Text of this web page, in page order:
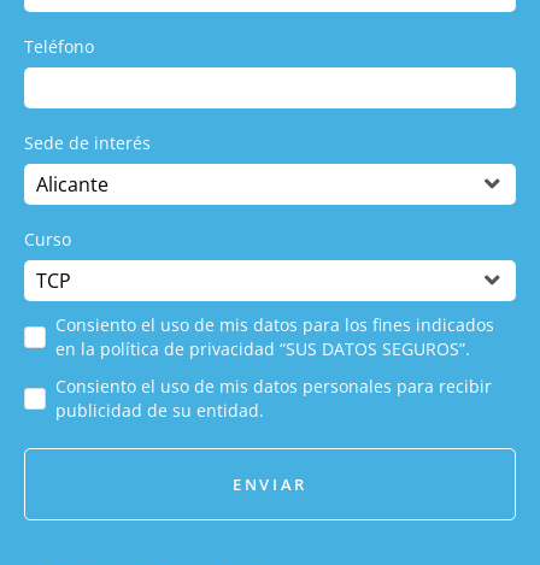
Teléfono
Sede de interés
Curso
Consiento el uso de mis datos para los fines indicados
en la política de privacidad “SUS DATOS SEGUROS”.
Consiento el uso de mis datos personales para recibir
publicidad de su entidad.
ENVIAR